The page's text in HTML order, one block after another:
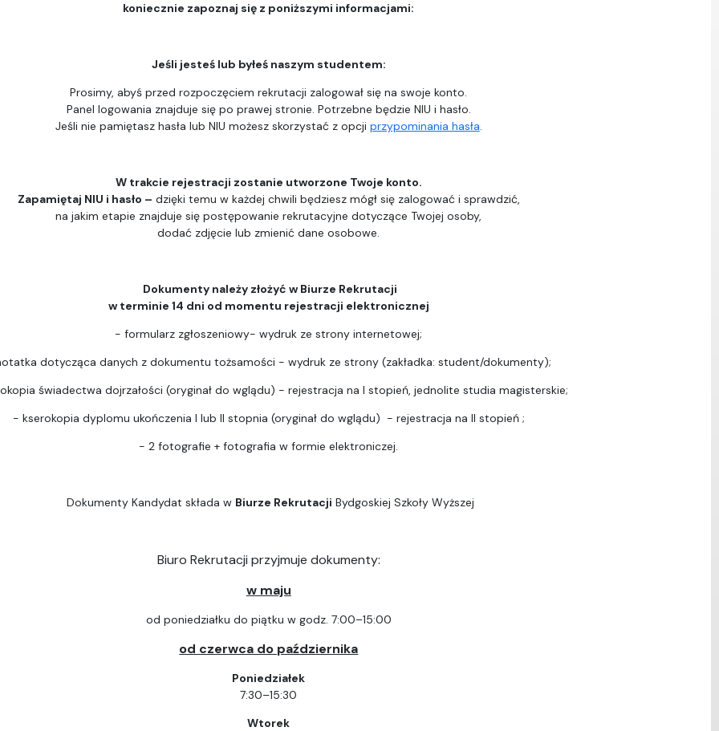
koniecznie zapoznaj się z poniższymi informacjami:
Jeśli jesteś lub byłeś naszym studentem:
Prosimy, abyś przed rozpoczęciem rekrutacji zalogował się na swoje konto.
Panel logowania znajduje się po prawej stronie. Potrzebne będzie NIU i hasło.
Jeśli nie pamiętasz hasła lub NIU możesz skorzystać z opcji przypominania hasła
W trakcie rejestracji zostanie utworzone Twoje konto.
Zapamiętaj NIU i hasło – dzięki temu w każdej chwili będziesz mógł się zalogować i sprawdzić,
na jakim etapie znajduje się postępowanie rekrutacyjne dotyczące Twojej osoby,
dodać zdjęcie lub zmienić dane osobowe.
Dokumenty należy złożyć w Biurze Rekrutacji
w terminie 14 dni od momentu rejestracji elektronicznej
- formularz zgłoszeniowy- wydruk ze strony internetowej;
dotycząca danych z dokumentu tożsamości - wydruk ze strony (zakładka: student/dokumenty);
świadectwa dojrzałości (oryginał do wglądu) - rejestracja na I stopień, jednolite studia magisterskie;
- kserokopia dyplomu ukończenia I lub II stopnia (oryginał do wglądu) - rejestracja na II stopień ;
- 2 fotografie + fotografia w formie elektroniczej.
Dokumenty Kandydat składa w Biurze Rekrutacji Bydgoskiej Szkoły Wyższej
Biuro Rekrutacji przyjmuje dokumenty:
w maju
od poniedziałku do piątku w godz. 7:00–15:00
od czerwca do października
Poniedziałek
7:30–15:30
Wtorek